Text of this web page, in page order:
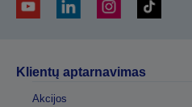
Klientų aptarnavimas
Akcijos